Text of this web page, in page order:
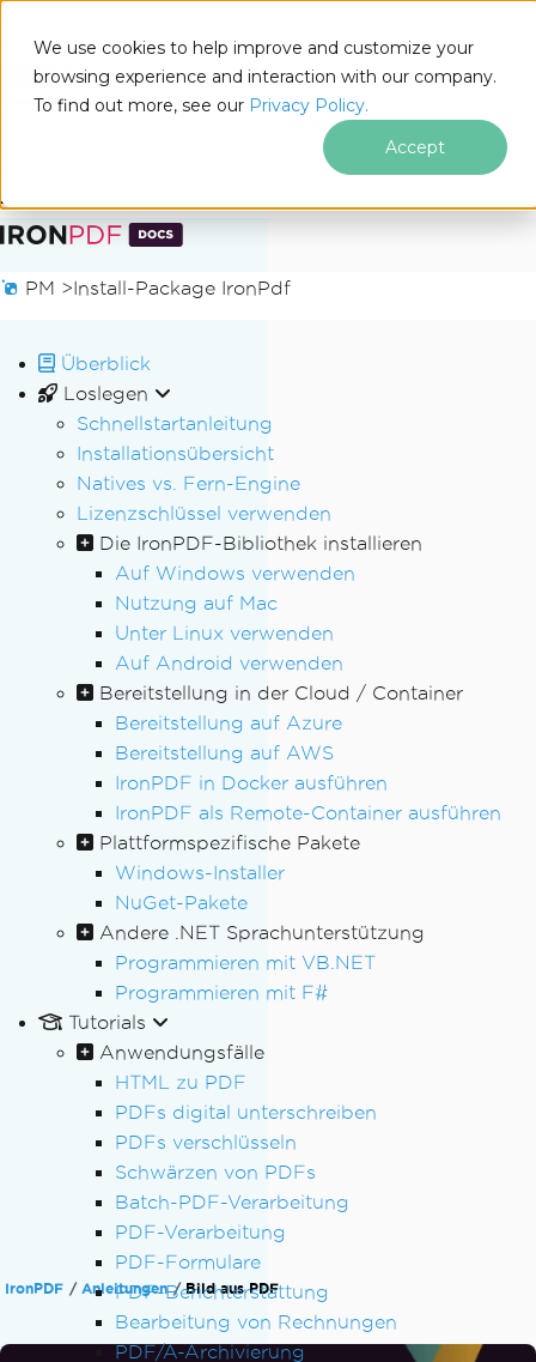
We use cookies to help improve and customize your
browsing experience and interaction with our company.
To find out more, see our Privacy Policy.
Accept
Zum Fußzeileninhalt springen
Docs
PM >Install-Package IronPdf
Überblick
Loslegen
Schnellstartanleitung
Installationsübersicht
Natives vs. Fern-Engine
Lizenzschlüssel verwenden
Die IronPDF-Bibliothek installieren
Auf Windows verwenden
Nutzung auf Mac
Unter Linux verwenden
Auf Android verwenden
Bereitstellung in der Cloud / Container
Bereitstellung auf Azure
Bereitstellung auf AWS
IronPDF in Docker ausführen
IronPDF als Remote-Container ausführen
Plattformspezifische Pakete
Windows-Installer
NuGet-Pakete
Andere .NET Sprachunterstützung
Programmieren mit VB.NET
Programmieren mit F#
Tutorials
Anwendungsfälle
HTML zu PDF
PDFs digital unterschreiben
PDFs verschlüsseln
Schwärzen von PDFs
Batch-PDF-Verarbeitung
PDF-Verarbeitung
PDF-Formulare
PDF-Berichterstattung
Bearbeitung von Rechnungen
PDF/A-Archivierung
IronPDF Anleitungen Bild aus PDF